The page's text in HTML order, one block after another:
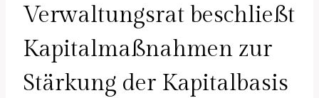
Verwaltungsrat beschließt
Kapitalmaßnahmen zur
Stärkung der Kapitalbasis